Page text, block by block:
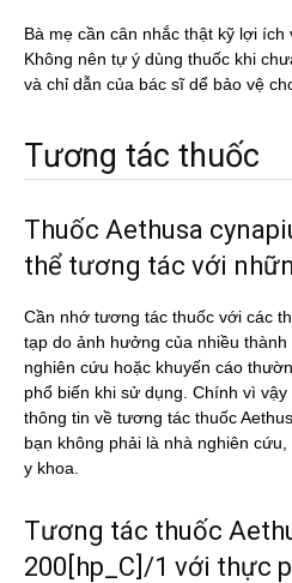
Bà mẹ cần cân nhắc thật kỹ lợi ích
Không nên tự ý dùng thuốc khi
và chỉ dẫn của bác sĩ dể bảo vệ
Tương tác thuốc
Thuốc Aethusa
thể tương tác với
Cần nhớ tương tác thuốc với các
tạp do ảnh hưởng của nhiều
nghiên cứu hoặc khuyến cáo
phổ biến khi sử dụng. Chính vì
thông tin về tương tác thuốc
bạn không phải là nhà nghiên
y khoa.
Tương tác thuốc
200[hp_C]/1 với thực